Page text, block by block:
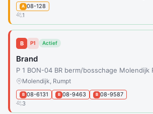
A 08-128
1
B P1 Actief
Brand
P 1 BON-04 BR berm/bosschage Molendijk
Molendijk, Rumpt
B 08-6131 B 08-9463 B 08-9587
3